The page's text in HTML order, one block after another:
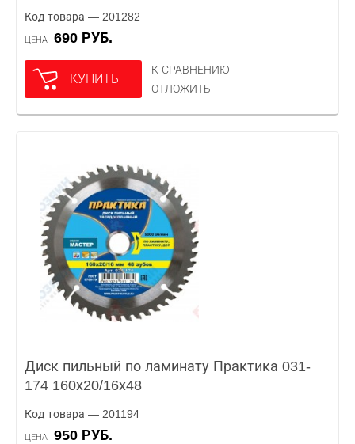
Код товара — 201282
ЦЕНА 690 РУБ.
КУПИТЬ
К СРАВНЕНИЮ
ОТЛОЖИТЬ
Диск пильный по ламинату Практика 031-
174 160х20/16х48
Код товара — 201194
ЦЕНА 950 РУБ.